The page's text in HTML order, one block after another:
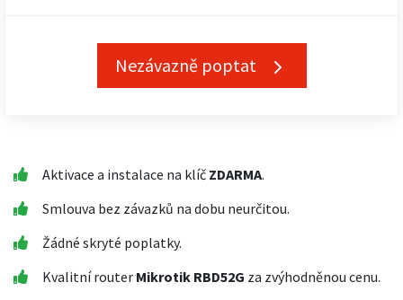
Nezávazně poptat
Aktivace a instalace na klíč ZDARMA.
Smlouva bez závazků na dobu neurčitou.
Žádné skryté poplatky.
Kvalitní router Mikrotik RBD52G za zvýhodněnou cenu.